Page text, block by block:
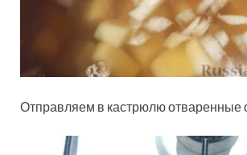
Отправляем в кастрюлю отваренные